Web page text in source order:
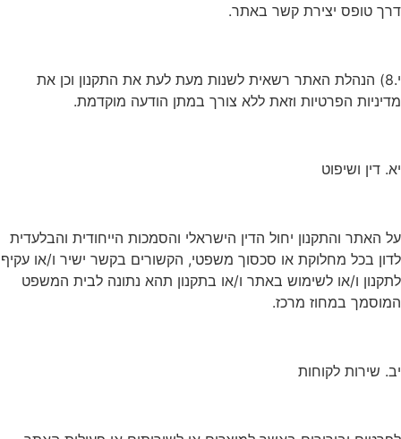
דרך טופס יצירת קשר באתר.
י.8) הנהלת האתר רשאית לשנות מעת לעת את התקנון וכן את
מדיניות הפרטיות וזאת ללא צורך במתן הודעה מוקדמת.
יא. דין ושיפוט
על האתר והתקנון יחול הדין הישראלי והסמכות הייחודית והבלעדית
לדון בכל מחלוקת או סכסוך משפטי, הקשורים בקשר ישיר ו/או עקיף
לתקנון ו/או לשימוש באתר ו/או בתקנון תהא נתונה לבית המשפט
המוסמך במחוז מרכז.
יב. שירות לקוחות